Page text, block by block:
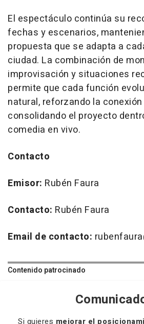
El espectáculo continúa su
fechas y escenarios,
propuesta que se adapta a
ciudad. La combinación de
improvisación y situaciones
permite que cada función
natural, reforzando la
consolidando el proyecto
comedia en vivo.
Contacto
Emisor: Rubén Faura
Contacto: Rubén Faura
Email de contacto:
Contenido patrocinado
Si quieres mejorar el